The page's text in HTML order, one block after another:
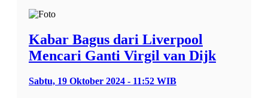
Kabar Bagus dari Liverpool
Mencari Ganti Virgil van Dijk
Sabtu, 19 Oktober 2024 - 11:52 WIB